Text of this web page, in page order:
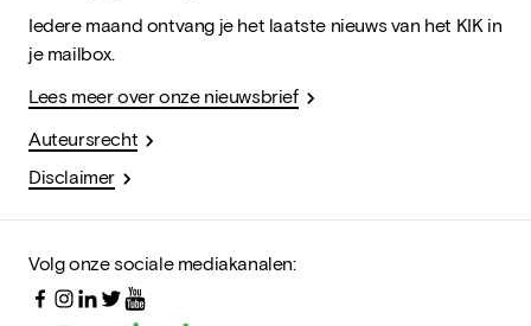
Iedere maand ontvang je het laatste nieuws van het KIK in
je mailbox.
Lees meer over onze nieuwsbrief
Auteursrecht
Disclaimer
Volg onze sociale mediakanalen: